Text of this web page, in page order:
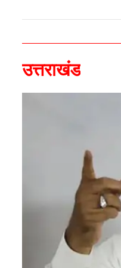
उत्तराखंड